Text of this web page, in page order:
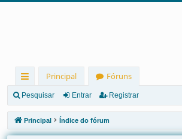
in
ks
rá
Principal
Fóruns
Pesquisar Entrar Registrar
Principal Índice do fórum